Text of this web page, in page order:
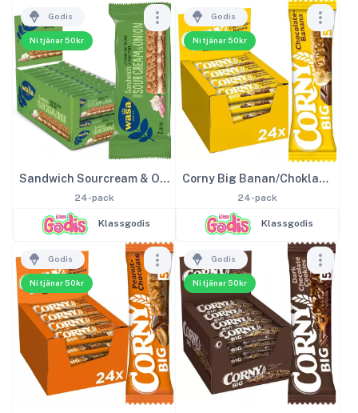
Ni tjänar 50kr
Godis
Sandwich Sourcream & Onion
24-pack
Klassgodis
Ni tjänar 50kr
Godis
Corny Big Banan/Choklad 50g
24-pack
Klassgodis
Ni tjänar 50kr
Godis
Ni tjänar 50kr
Godis